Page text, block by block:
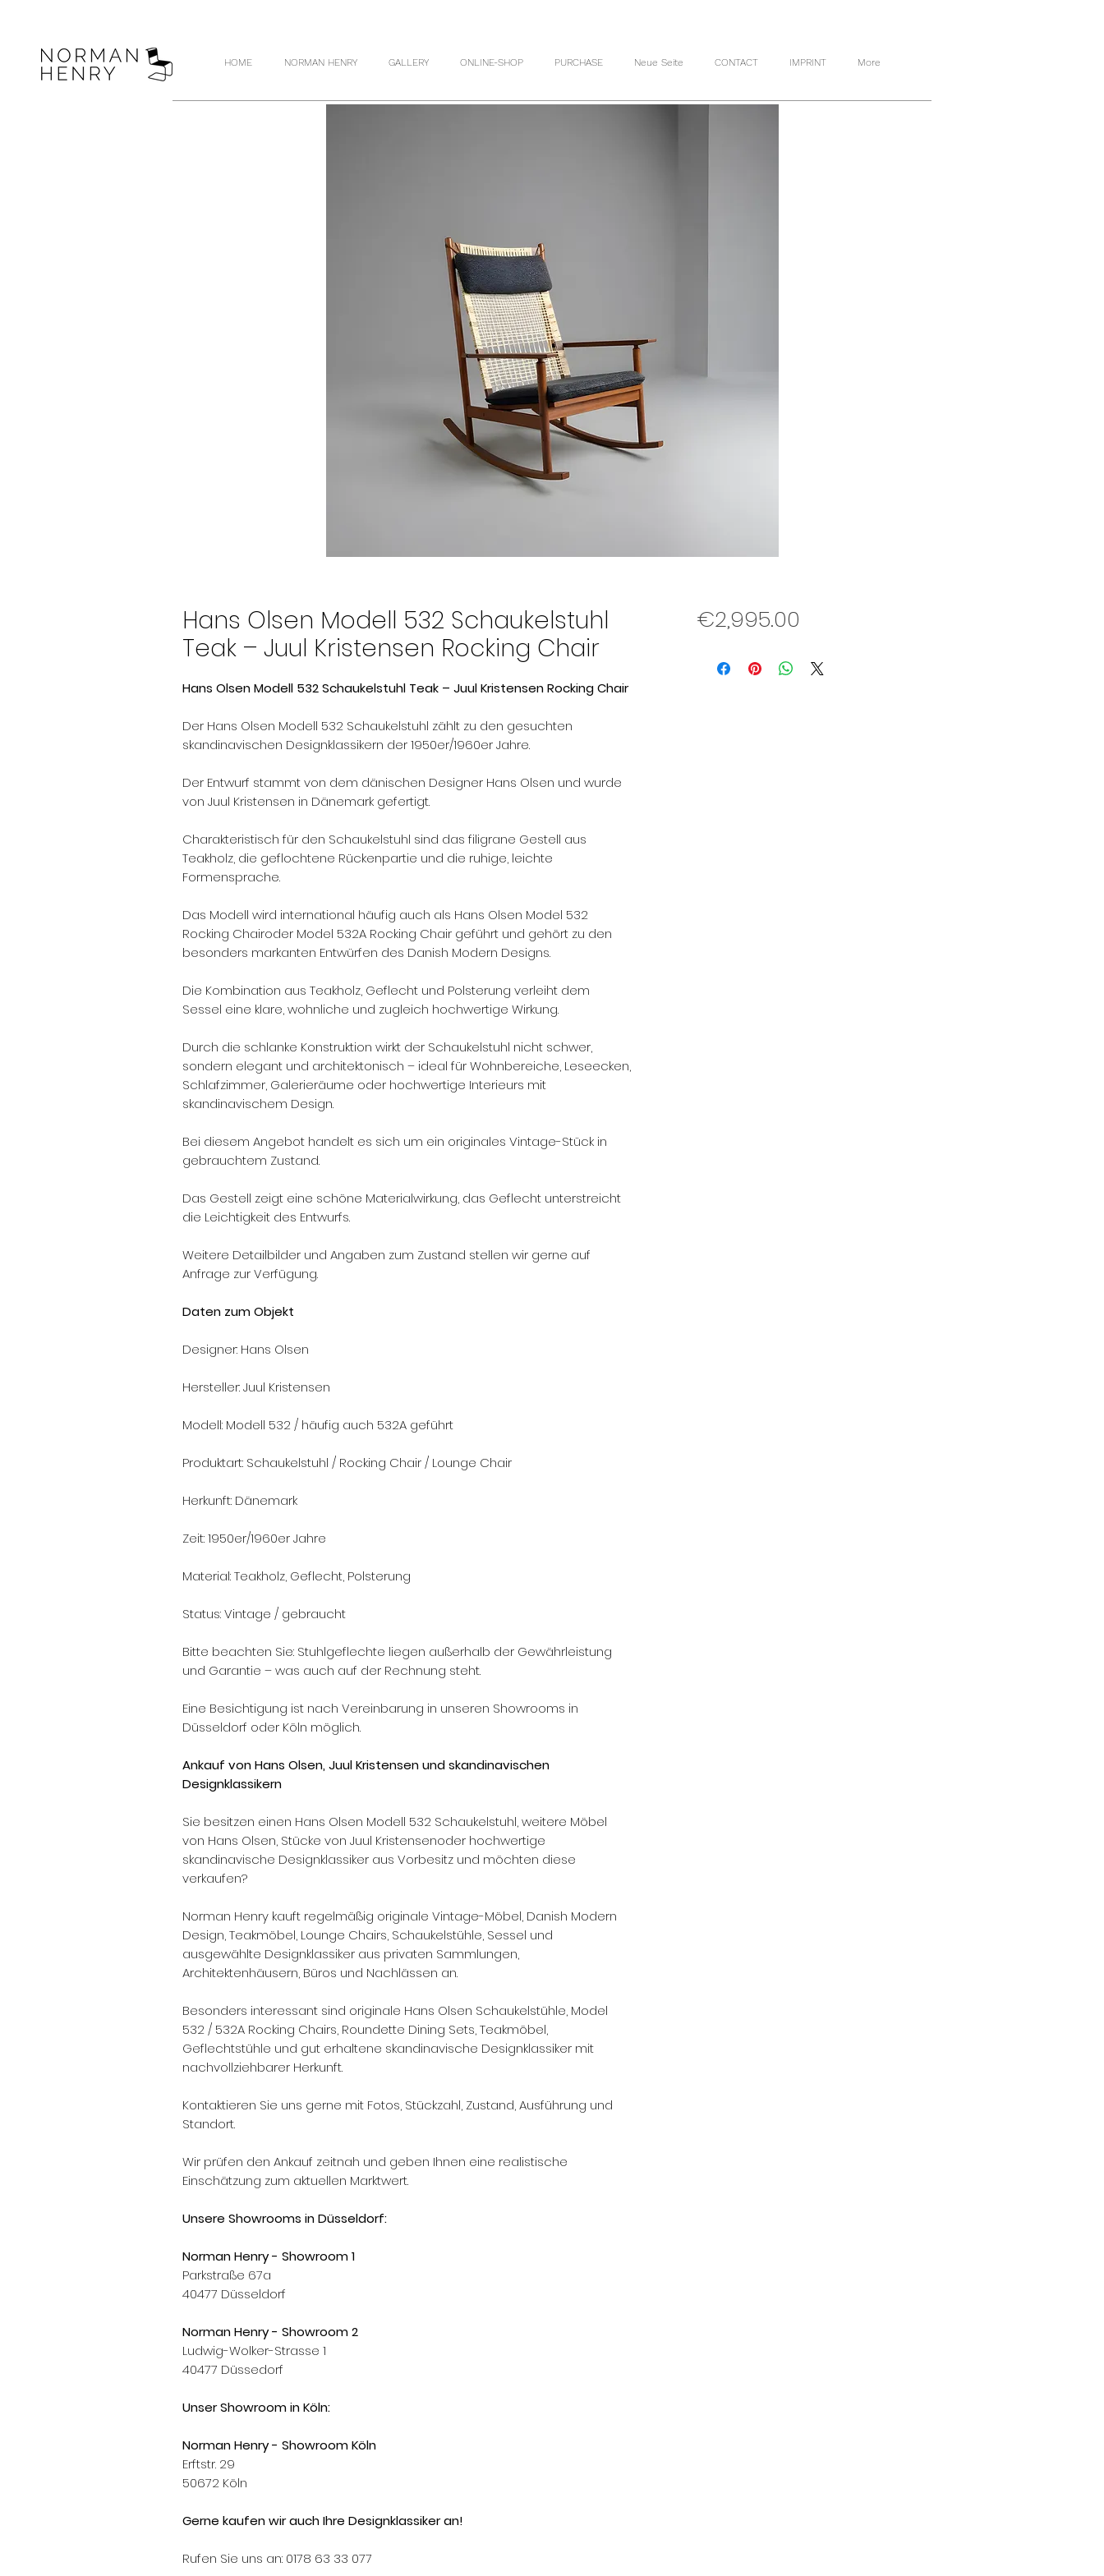
HOME NORMAN HENRY GALLERY ONLINE-SHOP PURCHASE Neue Seite CONTACT IMPRINT More
Hans Olsen Modell 532 Schaukelstuhl
Teak – Juul Kristensen Rocking Chair
Hans Olsen Modell 532 Schaukelstuhl Teak – Juul Kristensen Rocking Chair
Der Hans Olsen Modell 532 Schaukelstuhl zählt zu den gesuchten
skandinavischen Designklassikern der 1950er/1960er Jahre.
Der Entwurf stammt von dem dänischen Designer Hans Olsen und wurde
von Juul Kristensen in Dänemark gefertigt.
Charakteristisch für den Schaukelstuhl sind das filigrane Gestell aus
Teakholz, die geflochtene Rückenpartie und die ruhige, leichte
Formensprache.
Das Modell wird international häufig auch als Hans Olsen Model 532
Rocking Chairoder Model 532A Rocking Chair geführt und gehört zu den
besonders markanten Entwürfen des Danish Modern Designs.
Die Kombination aus Teakholz, Geflecht und Polsterung verleiht dem
Sessel eine klare, wohnliche und zugleich hochwertige Wirkung.
Durch die schlanke Konstruktion wirkt der Schaukelstuhl nicht schwer,
sondern elegant und architektonisch – ideal für Wohnbereiche, Leseecken,
Schlafzimmer, Galerieräume oder hochwertige Interieurs mit
skandinavischem Design.
Bei diesem Angebot handelt es sich um ein originales Vintage-Stück in
gebrauchtem Zustand.
Das Gestell zeigt eine schöne Materialwirkung, das Geflecht unterstreicht
die Leichtigkeit des Entwurfs.
Weitere Detailbilder und Angaben zum Zustand stellen wir gerne auf
Anfrage zur Verfügung.
Daten zum Objekt
Designer: Hans Olsen
Hersteller: Juul Kristensen
Modell: Modell 532 / häufig auch 532A geführt
Produktart: Schaukelstuhl / Rocking Chair / Lounge Chair
Herkunft: Dänemark
Zeit: 1950er/1960er Jahre
Material: Teakholz, Geflecht, Polsterung
Status: Vintage / gebraucht
Bitte beachten Sie: Stuhlgeflechte liegen außerhalb der Gewährleistung
und Garantie – was auch auf der Rechnung steht.
Eine Besichtigung ist nach Vereinbarung in unseren Showrooms in
Düsseldorf oder Köln möglich.
Ankauf von Hans Olsen, Juul Kristensen und skandinavischen
Designklassikern
Sie besitzen einen Hans Olsen Modell 532 Schaukelstuhl, weitere Möbel
von Hans Olsen, Stücke von Juul Kristensenoder hochwertige
skandinavische Designklassiker aus Vorbesitz und möchten diese
verkaufen?
Norman Henry kauft regelmäßig originale Vintage-Möbel, Danish Modern
Design, Teakmöbel, Lounge Chairs, Schaukelstühle, Sessel und
ausgewählte Designklassiker aus privaten Sammlungen,
Architektenhäusern, Büros und Nachlässen an.
Besonders interessant sind originale Hans Olsen Schaukelstühle, Model
532 / 532A Rocking Chairs, Roundette Dining Sets, Teakmöbel,
Geflechtstühle und gut erhaltene skandinavische Designklassiker mit
nachvollziehbarer Herkunft.
Kontaktieren Sie uns gerne mit Fotos, Stückzahl, Zustand, Ausführung und
Standort.
Wir prüfen den Ankauf zeitnah und geben Ihnen eine realistische
Einschätzung zum aktuellen Marktwert.
Unsere Showrooms in Düsseldorf:
Norman Henry - Showroom 1
Parkstraße 67a
40477 Düsseldorf
Norman Henry - Showroom 2
Ludwig-Wolker-Strasse 1
40477 Düssedorf
Unser Showroom in Köln:
Norman Henry - Showroom Köln
Erftstr. 29
50672 Köln
Gerne kaufen wir auch Ihre Designklassiker an!
Rufen Sie uns an: 0178 63 33 077
€2,995.00